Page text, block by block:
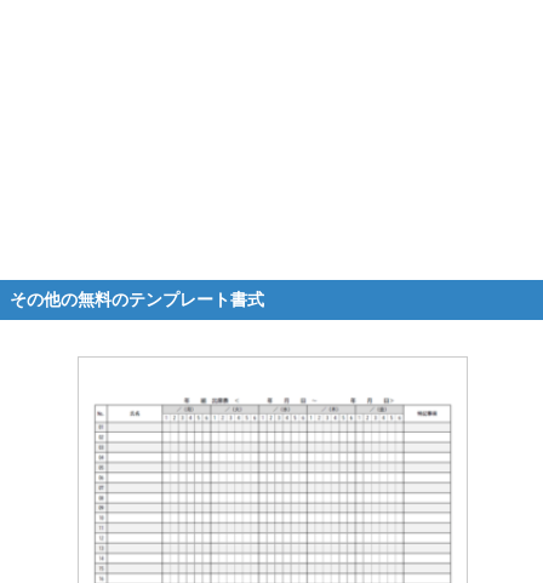
その他の無料のテンプレート書式